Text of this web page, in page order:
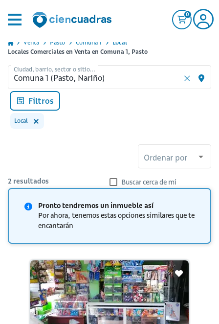
0
Venta Pasto Comuna 1
Local
Locales Comerciales en Venta en Comuna 1, Pasto
Ciudad, barrio, sector o sitio...
Filtros
Local
Ordenar por
2 resultados Buscar cerca de mi
Pronto tendremos un inmueble así
Por ahora, tenemos estas opciones similares que te
encantarán